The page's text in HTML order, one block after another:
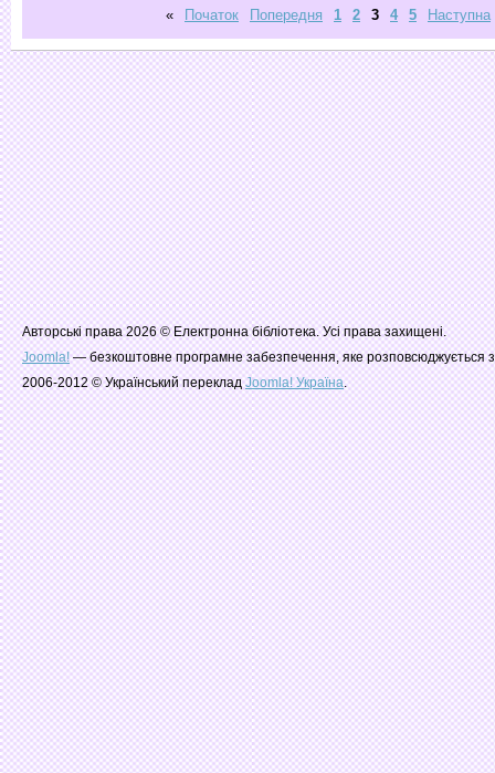
« Початок Попередня 1 2 3 4 5 Наступна
Авторські права 2026 © Електронна бібліотека. Усі права захищені.
Joomla!— безкоштовне програмне забезпечення, яке розповсюджується
2006-2012 © Український перекладJoomla! Україна.